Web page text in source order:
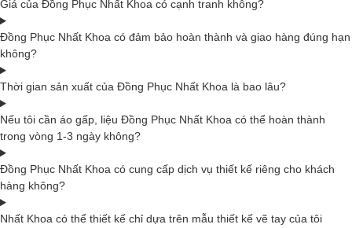
Giá của Đồng Phục Nhất Khoa có cạnh tranh không?
Đồng Phục Nhất Khoa có đảm bảo hoàn thành và giao hàng đúng hạn
không?
Thời gian sản xuất của Đồng Phục Nhất Khoa là bao lâu?
Nếu tôi cần áo gấp, liệu Đồng Phục Nhất Khoa có thể hoàn thành
trong vòng 1-3 ngày không?
Đồng Phục Nhất Khoa có cung cấp dịch vụ thiết kế riêng cho khách
hàng không?
Nhất Khoa có thể thiết kế chỉ dựa trên mẫu thiết kế vẽ tay của tôi